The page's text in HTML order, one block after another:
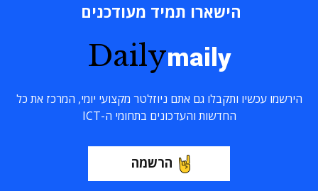
הישארו תמיד מעודכנים
Dailymaily
הירשמו עכשיו ותקבלו גם אתם ניוזלטר מקצועי יומי, המרכז את כל
החדשות והעדכונים בתחומי ה-ICT
הרשמה